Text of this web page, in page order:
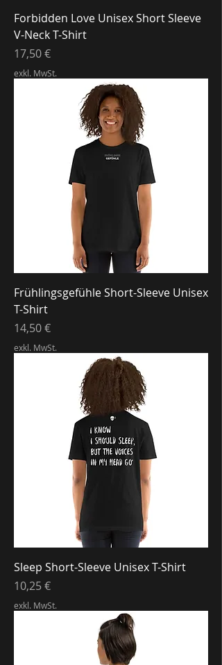
Forbidden Love Unisex Short Sleeve
V-Neck T-Shirt
Preis
17,50 €
exkl. MwSt.
Frühlingsgefühle Short-Sleeve Unisex
T-Shirt
Preis
14,50 €
exkl. MwSt.
Sleep Short-Sleeve Unisex T-Shirt
Preis
10,25 €
exkl. MwSt.